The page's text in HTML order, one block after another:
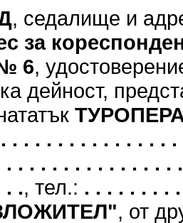
, седалище и
за
6,
дейност,
. . . . . . . . . . . . . . .
. . . . . . . . . . . . . .
. ., тел.: . . . . . . . .
, от